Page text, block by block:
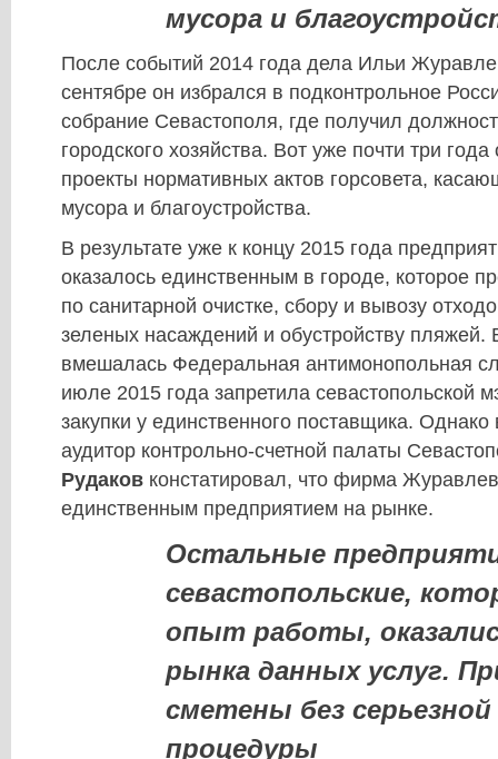
мусора и
​После событий 2014 года дела Ильи
сентябре он избрался в подконтрольное
собрание Севастополя, где получил
городского хозяйства. Вот уже почти три года
проекты нормативных актов горсовета,
мусора и благоустройства.
​В результате уже к концу 2015 года
оказалось единственным в городе, которое
по санитарной очистке, сбору и вывозу
зеленых насаждений и обустройству
вмешалась Федеральная антимонопольная
июле 2015 года запретила севастопольской
закупки у единственного поставщика.
аудитор контрольно-счетной палаты
Рудаков констатировал, что фирма
единственным предприятием на рынке.
Остальные
севастопольские,
опыт работы,
рынка данных услуг.
сметены без серьезной
процедуры